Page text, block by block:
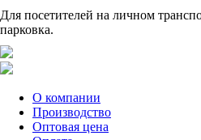
Для посетителей на личном
парковка.
О компании
Производство
Оптовая цена